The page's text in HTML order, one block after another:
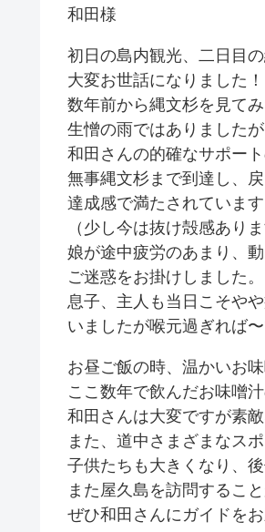
和田様
初日の島内観光、二日目
大変お世話になりました！
数年前から縄文杉を見て
生憎の雨ではありましたが
和田さんの的確なサポー
無事縄文杉まで到達し、
達成感で満たされています
（少し今は抜け殻感あり
娘が途中疲労のあまり、
ご迷惑をお掛けしました。
息子、主人も当日こそや
いましたが喉元過ぎれば
お昼ご飯の時、温かいお
ここ数年で飲んだお味噌
和田さんは大変ですが素
また、道中さまざまなス
子供たちも大きくなり、
また屋久島を訪問するこ
ぜひ和田さんにガイドをお